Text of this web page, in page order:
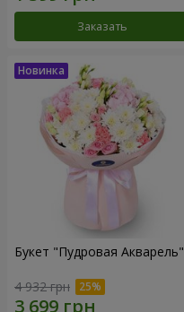
Заказать
Букет "Пудровая Акварель"
4 932 грн